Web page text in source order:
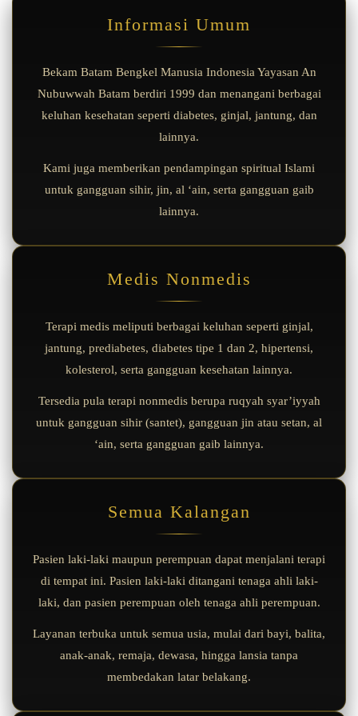
Informasi Umum
Bekam Batam Bengkel Manusia Indonesia Yayasan An
Nubuwwah Batam berdiri 1999 dan menangani berbagai
keluhan kesehatan seperti diabetes, ginjal, jantung, dan
lainnya.
Kami juga memberikan pendampingan spiritual Islami
untuk gangguan sihir, jin, al ‘ain, serta gangguan gaib
lainnya.
Medis Nonmedis
Terapi medis meliputi berbagai keluhan seperti ginjal,
jantung, prediabetes, diabetes tipe 1 dan 2, hipertensi,
kolesterol, serta gangguan kesehatan lainnya.
Tersedia pula terapi nonmedis berupa ruqyah syar’iyyah
untuk gangguan sihir (santet), gangguan jin atau setan, al
‘ain, serta gangguan gaib lainnya.
Semua Kalangan
Pasien laki-laki maupun perempuan dapat menjalani terapi
di tempat ini. Pasien laki-laki ditangani tenaga ahli laki-
laki, dan pasien perempuan oleh tenaga ahli perempuan.
Layanan terbuka untuk semua usia, mulai dari bayi, balita,
anak-anak, remaja, dewasa, hingga lansia tanpa
membedakan latar belakang.